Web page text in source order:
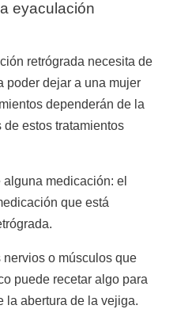
eyaculación
retrógrada necesita de
poder dejar a una mujer
dependerán de la
estos tratamientos
medicación: el
que está
o músculos que
puede recetar algo para
la abertura de la vejiga.